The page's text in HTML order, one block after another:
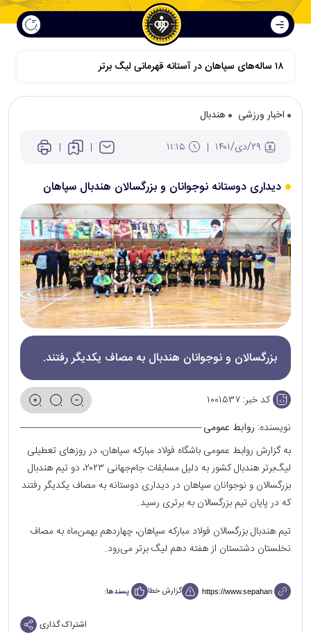
۱۸ ساله‌های سپاهان در آستانه قهرمانی لیگ برتر
اخبار ورزشی
هندبال
دیداری دوستانه نوجوانان و بزرگسالان هندبال سپاهان
بزرگسالان و نوجوانان هندبال به مصاف یکدیگر رفتند.
کد خبر: ۱۰۰۱۵۳۷
نویسنده: روابط عمومی
به گزارش روابط عمومی باشگاه فولاد مبارکه سپاهان، در روزهای تعطیلی
لیگ‌برتر هندبال کشور به دلیل مسابقات جام‌جهانی ۲۰۲۳، دو تیم هندبال
بزرگسالان و نوجوانان سپاهان در دیداری دوستانه به مصاف یکدیگر رفتند
که در پایان تیم بزرگسالان به برتری رسید.
تیم هندبال بزرگسالان فولاد مبارکه سپاهان، چهاردهم بهمن‌ماه به مصاف
نخلستان دشتستان از هفته دهم لیگ برتر می‌رود.
گزارش خطا پسندها:
اشتراک گذاری